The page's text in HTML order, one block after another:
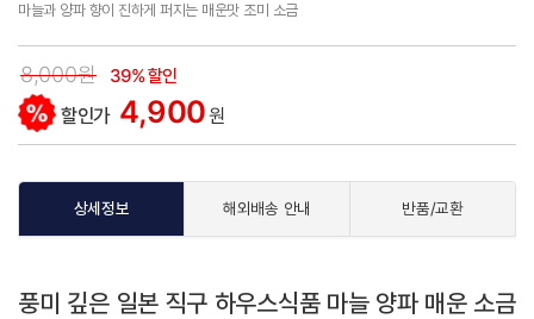
마늘과 양파 향이 진하게 퍼지는 매운맛 조미 소금
8,000원 39% 할인
할인가 4,900원
상세정보 해외배송 안내 반품/교환
풍미 깊은 일본 직구 하우스식품 마늘 양파 매운 소금